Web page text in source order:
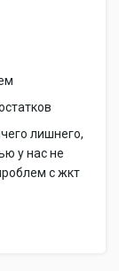
лишнего,
у нас не
с жкт